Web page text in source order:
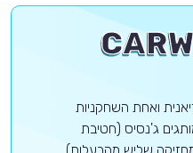
ואחת השחקניות
ג'נסיס (חטיבת